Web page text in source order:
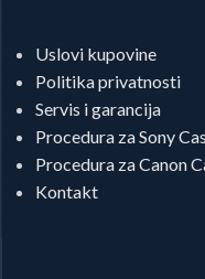
Uslovi kupovine
Politika privatnosti
Servis i garancija
Procedura za Sony
Procedura za Canon
Kontakt